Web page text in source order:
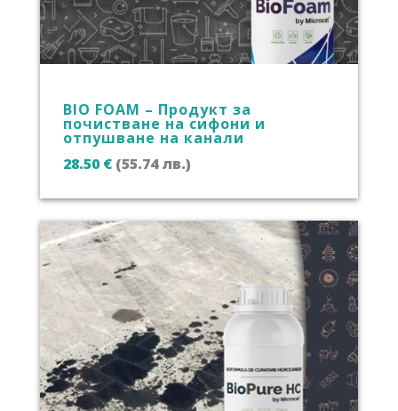
BIO FOAM – Продукт за
почистване на сифони и
отпушване на канали
28.50 € (55.74 лв.)